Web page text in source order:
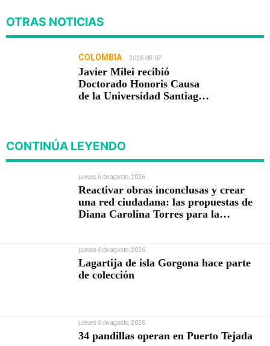
OTRAS NOTICIAS
COLOMBIA 2026-08-07
Javier Milei recibió
Doctorado Honoris Causa
de la Universidad Santiago
CONTINÚA LEYENDO
jueves 6 de agosto, 2026
Reactivar obras inconclusas y crear
una red ciudadana: las propuestas de
Diana Carolina Torres para la
jueves 6 de agosto, 2026
Lagartija de isla Gorgona hace parte
de colección
jueves 6 de agosto, 2026
34 pandillas operan en Puerto Tejada